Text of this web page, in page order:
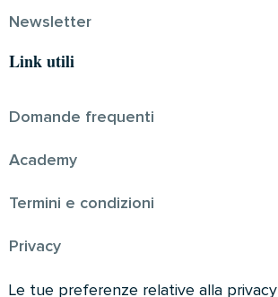
Newsletter
Link utili
Domande frequenti
Academy
Termini e condizioni
Privacy
Le tue preferenze relative alla privacy